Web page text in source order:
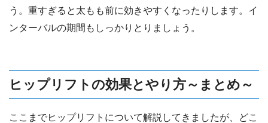
う。重すぎると太もも前に効きやすくなったりします。イ
ンターバルの期間もしっかりとりましょう。
ヒップリフトの効果とやり方～まとめ～
ここまでヒップリフトについて解説してきましたが、どこ